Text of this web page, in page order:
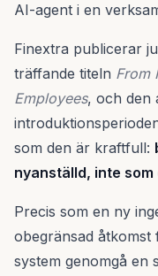
AI-agent i en
Finextra publicerar
träffande titeln From
Employees, och den
som den är kraftfull:
nyanställd, inte
Precis som en ny
obegränsad
system genomgå en